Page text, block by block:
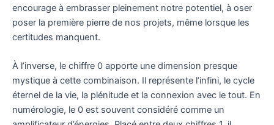
encourage à embrasser pleinement notre potentiel, à oser
poser la première pierre de nos projets, même lorsque les
certitudes manquent.
À l’inverse, le chiffre 0 apporte une dimension presque
mystique à cette combinaison. Il représente l’infini, le cycle
éternel de la vie, la plénitude et la connexion avec le tout. En
numérologie, le 0 est souvent considéré comme un